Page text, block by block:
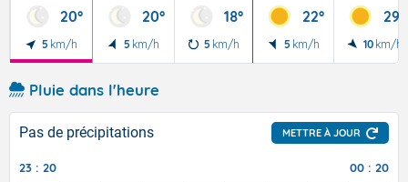
20°
5 km/h
20°
5 km/h
18°
5 km/h
22°
5 km/h
29°
10 km/h
Pluie dans l'heure
Pas de précipitations METTRE À JOUR
23 : 20 00 : 20